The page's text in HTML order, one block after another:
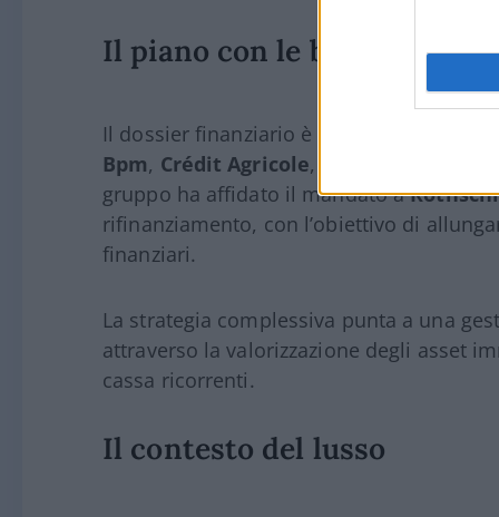
Il piano con le banche e il
Il dossier finanziario è seguito da un
Bpm, Crédit Agricole,
gruppo ha affidato il mandato a
rifinanziamento, con l’obiettivo di
finanziari.
La strategia complessiva punta a una
attraverso la valorizzazione degli asset
cassa ricorrenti.
Il contesto del lusso